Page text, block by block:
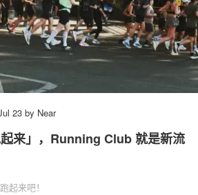
23 by Near
来」，Running Club 就是新流
起来吧！